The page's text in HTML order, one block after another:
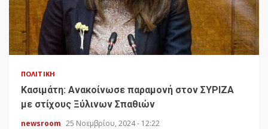
ΠΟΛΙΤΙΚΉ
Κασιμάτη: Ανακοίνωσε παραμονή στον ΣΥΡΙΖΑ
με στίχους Ξύλινων Σπαθιών
newsroom 25 Νοεμβρίου, 2024 - 12:22